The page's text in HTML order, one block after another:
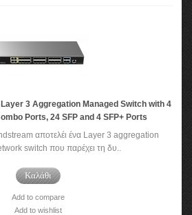
3 Aggregation Managed Switch with 4
Ports, 24 SFP and 4 SFP+ Ports
αποτελέι ένα Layer 3 aggregation
switch που παρέχει τη δυ..
Καλάθι
Add to compare
Add to wishlist